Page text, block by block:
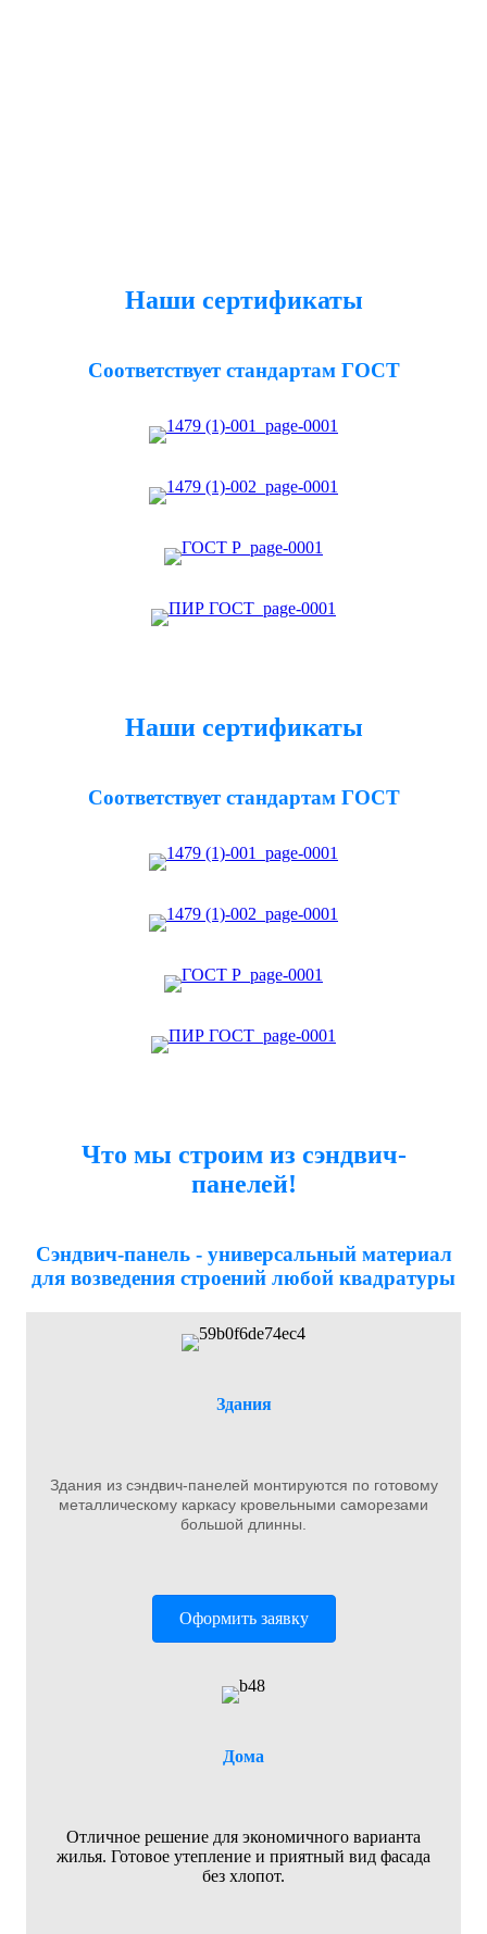
Наши сертификаты
Соответствует стандартам ГОСТ
Наши сертификаты
Соответствует стандартам ГОСТ
Что мы строим из сэндвич-
панелей!
Сэндвич-панель - универсальный материал
для возведения строений любой квадратуры
Здания
Здания из сэндвич-панелей монтируются по готовому
металлическому каркасу кровельными саморезами
большой длинны.
Оформить заявку
Дома
Отличное решение для экономичного варианта
жилья. Готовое утепление и приятный вид фасада
без хлопот.